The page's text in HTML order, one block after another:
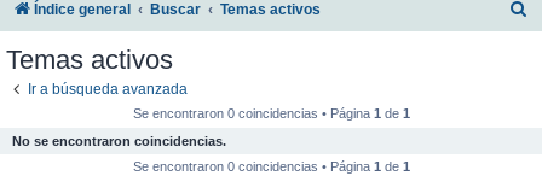
Índice general Buscar Temas activos
Temas activos
Ir a búsqueda avanzada
Se encontraron 0 coincidencias • Página 1de 1
No se encontraron coincidencias.
Se encontraron 0 coincidencias • Página 1de 1